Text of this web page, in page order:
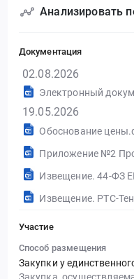
Анализировать
Документация
02.08.2026
19.05.2026
Обоснование
Извещение. 44-ФЗ
Извещение. РТС-
Участие
Способ размещения
Закупки у